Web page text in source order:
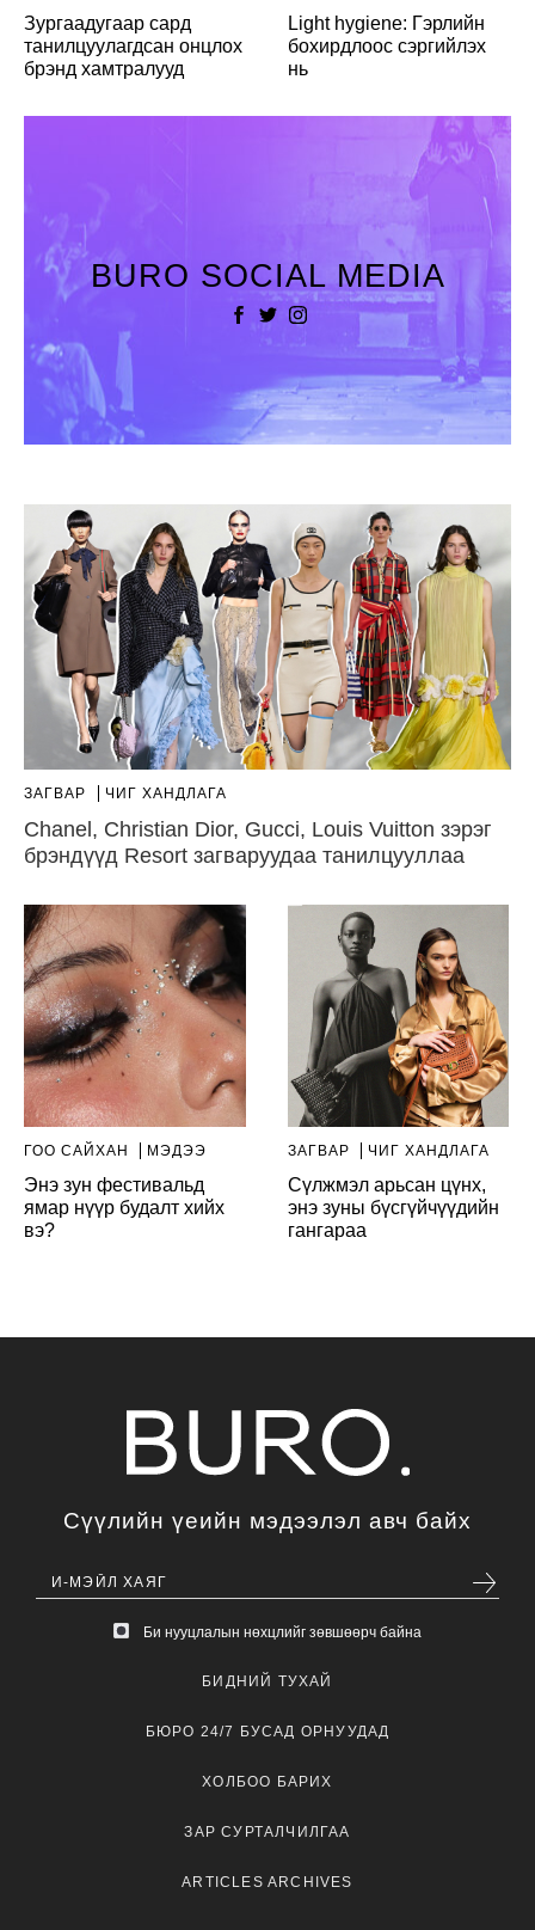
Зургаадугаар сард
танилцуулагдсан онцлох
брэнд хамтралууд
Light hygiene: Гэрлийн
бохирдлоос сэргийлэх
нь
BURO SOCIAL MEDIA
ЗАГВАР ЧИГ ХАНДЛАГА
Chanel, Christian Dior, Gucci, Louis Vuitton зэрэг
брэндүүд Resort загваруудаа танилцууллаа
ГОО САЙХАН МЭДЭЭ
Энэ зун фестивальд
ямар нүүр будалт хийх
вэ?
ЗАГВАР ЧИГ ХАНДЛАГА
Сүлжмэл арьсан цүнх,
энэ зуны бүсгүйчүүдийн
гангараа
Сүүлийн үеийн мэдээлэл авч байх
Би нууцлалын нөхцлийг зөвшөөрч байна
БИДНИЙ ТУХАЙ
БЮРО 24/7 БУСАД ОРНУУДАД
ХОЛБОО БАРИХ
ЗАР СУРТАЛЧИЛГАА
ARTICLES ARCHIVES